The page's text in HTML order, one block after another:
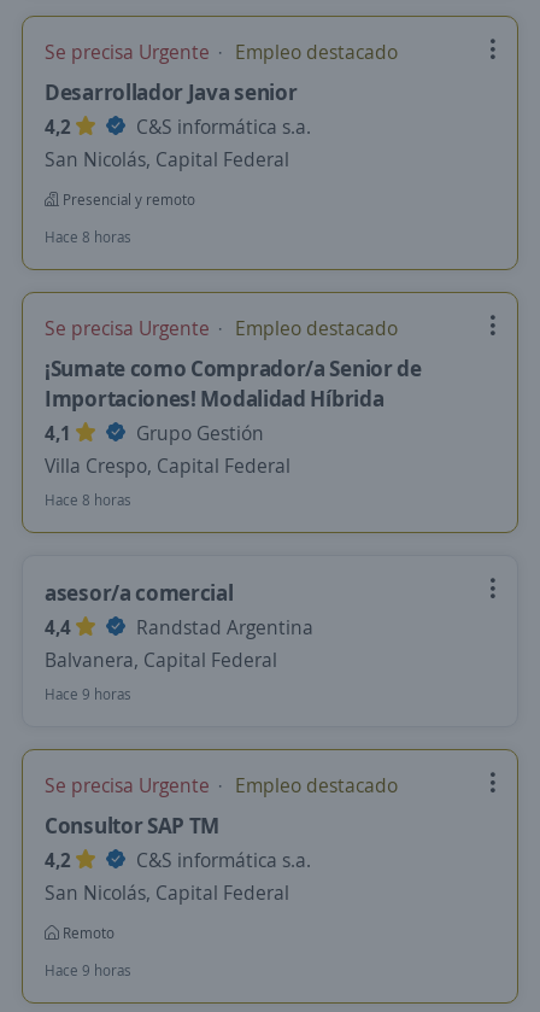
Se precisa Urgente Empleo destacado
Desarrollador Java senior
4,2
C&S informática s.a.
San Nicolás, Capital Federal
Presencial y remoto
Hace 8 horas
Se precisa Urgente Empleo destacado
¡Sumate como Comprador/a Senior de
Importaciones! Modalidad Híbrida
4,1
Grupo Gestión
Villa Crespo, Capital Federal
Hace 8 horas
asesor/a comercial
4,4
Randstad Argentina
Balvanera, Capital Federal
Hace 9 horas
Se precisa Urgente Empleo destacado
Consultor SAP TM
4,2
C&S informática s.a.
San Nicolás, Capital Federal
Remoto
Hace 9 horas